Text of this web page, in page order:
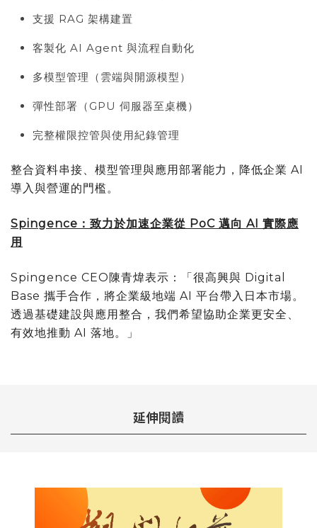
支援 RAG 架構建置
客製化 AI Agent 與流程自動化
多模型管理（雲端與開源模型）
彈性部署（GPU 伺服器至桌機）
完整權限控管與使用紀錄管理
整合資料串接、模型管理與應用部署能力，降低企業 AI
導入與營運的門檻。
Spingence：致力於加速企業從 PoC 邁向 AI 實際應
用
Spingence CEO陳青煒表示：「很高興與 Digital
Base 攜手合作，將企業級地端 AI 平台帶入日本市場。
透過基礎建設與應用整合，我們希望協助企業更安全、
有效地推動 AI 落地。」
延伸閱讀